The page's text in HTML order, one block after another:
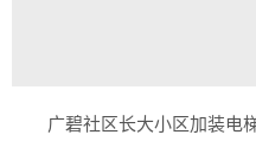
广碧社区长大小区加装电